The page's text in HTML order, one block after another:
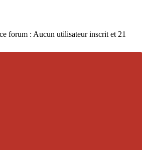
forum : Aucun utilisateur inscrit et 21